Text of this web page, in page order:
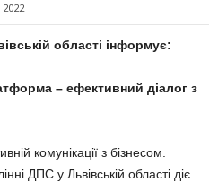
2022
області інформує:
– ефективний діалог з
комунікації з бізнесом.
ДПС у Львівській області діє